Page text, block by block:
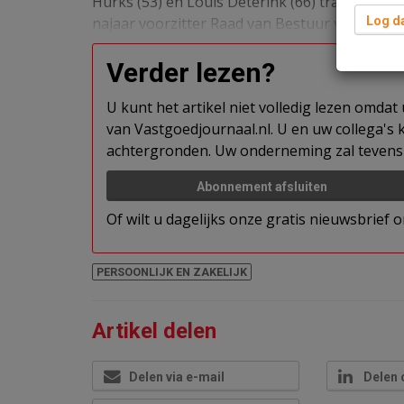
najaar voorzitter Raad van Bestuur van
Verder lezen?
U kunt het artikel niet volledig lezen
van Vastgoedjournaal.nl. U en uw
achtergronden. Uw onderneming zal
Abonnement afsluiten
Of wilt u dagelijks onze gratis nieuwsbrief
PERSOONLIJK EN ZAKELIJK
Artikel delen
Delen via e-mail Delen
Log